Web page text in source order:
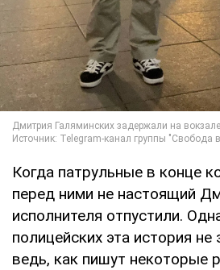
Когда патрульные в конце
перед ними не настоящий
исполнителя отпустили.
полицейских эта история не
ведь, как пишут некоторые